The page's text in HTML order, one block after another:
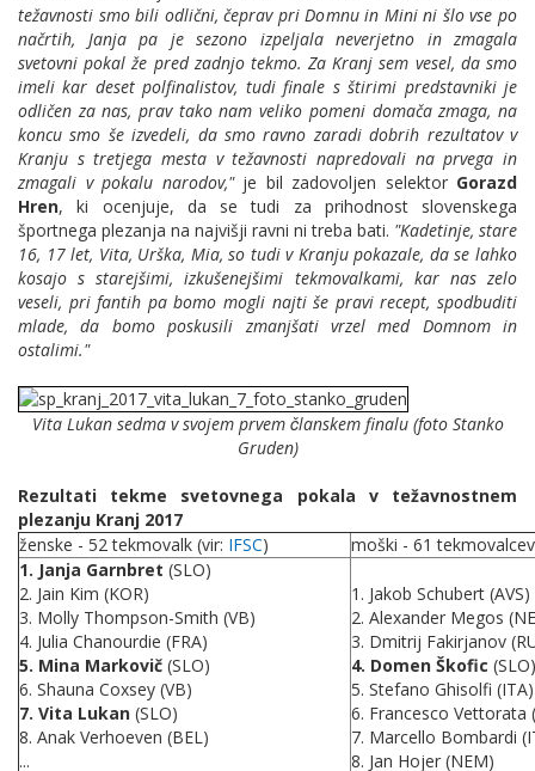
težavnosti smo bili odlični, čeprav pri Domnu in Mini ni šlo vse po
načrtih, Janja pa je sezono izpeljala neverjetno in zmagala
svetovni pokal že pred zadnjo tekmo. Za Kranj sem vesel, da smo
imeli kar deset polfinalistov, tudi finale s štirimi predstavniki je
odličen za nas, prav tako nam veliko pomeni domača zmaga, na
koncu smo še izvedeli, da smo ravno zaradi dobrih rezultatov v
Kranju s tretjega mesta v težavnosti napredovali na prvega in
zmagali v pokalu narodov,"je bil zadovoljen selektor Gorazd
Hren, ki ocenjuje, da se tudi za prihodnost slovenskega
športnega plezanja na najvišji ravni ni treba bati. "Kadetinje, stare
16, 17 let, Vita, Urška, Mia, so tudi v Kranju pokazale, da se lahko
kosajo s starejšimi, izkušenejšimi tekmovalkami, kar nas zelo
veseli, pri fantih pa bomo mogli najti še pravi recept, spodbuditi
mlade, da bomo poskusili zmanjšati vrzel med Domnom in
ostalimi."
Vita Lukan sedma v svojem prvem članskem finalu (foto Stanko
Gruden)
Rezultati tekme svetovnega pokala v težavnostnem
plezanju Kranj 2017
ženske - 52 tekmovalk (vir: IFSC)
moški - 61
1. Janja Garnbret (SLO)
2. Jain Kim (KOR)
3. Molly Thompson-Smith (VB)
4. Julia Chanourdie (FRA)
5. Mina Markovič (SLO)
6. Shauna Coxsey (VB)
7. Vita Lukan (SLO)
8. Anak Verhoeven (BEL)
...
1. Jakob Schubert (AVS)
2. Alexander Megos
3. Dmitrij Fakirjanov
4. Domen Škofic (SLO)
5. Stefano Ghisolfi (ITA)
6. Francesco Vettorata
7. Marcello Bombardi
8. Jan Hojer (NEM)